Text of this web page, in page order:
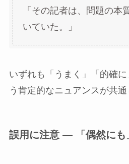
「その記者は、問題の本
いていた。」
いずれも「うまく」「的確
う肯定的なニュアンスが共通
誤用に注意 — 「偶然にも